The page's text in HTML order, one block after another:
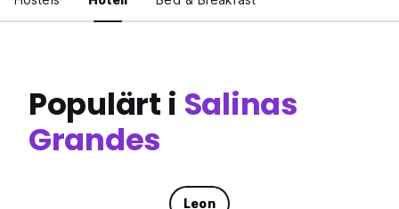
Populärt i Salinas
Grandes
Leon